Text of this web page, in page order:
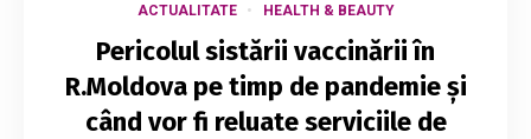
ACTUALITATE HEALTH & BEAUTY
Pericolul sistării vaccinării în
R.Moldova pe timp de pandemie și
când vor fi reluate serviciile de